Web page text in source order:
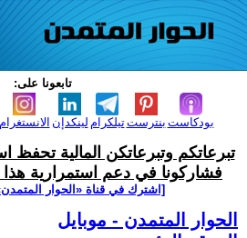
تابعونا على:
الانستغرام لينكدإن تيلكرامبنترست بودكاست
تبرعاتكم وتبرعاتكن المالية تحفظ
فشاركونا في دعم استمرارية هذا
[اشترك في قناة ‫«الحوار
الحوار المتمدن - موبايل